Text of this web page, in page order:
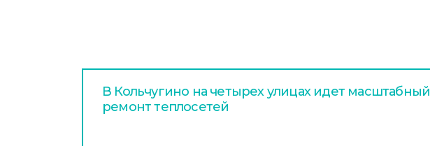
В Кольчугино на четырех улицах идет масштабный
ремонт теплосетей